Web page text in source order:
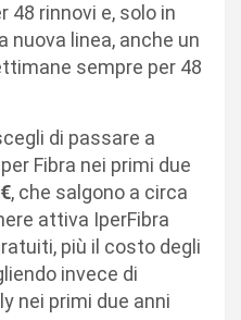
48 rinnovi e, solo in
nuova linea, anche un
sempre per 48
di passare a
Fibra nei primi due
, che salgono a circa
attiva IperFibra
più il costo degli
invece di
nei primi due anni